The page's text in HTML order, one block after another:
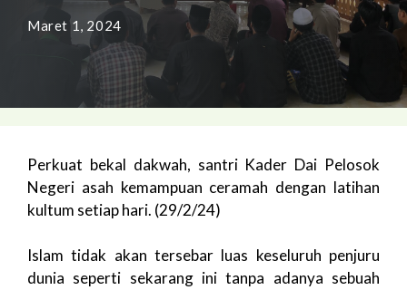
Maret 1, 2024
Perkuat bekal dakwah, santri Kader Dai Pelosok
Negeri asah kemampuan ceramah dengan latihan
kultum setiap hari. (29/2/24)
Islam tidak akan tersebar luas keseluruh penjuru
dunia seperti sekarang ini tanpa adanya sebuah